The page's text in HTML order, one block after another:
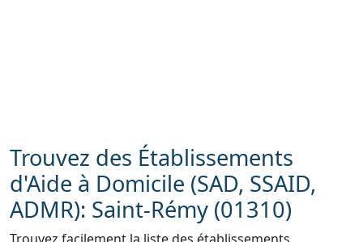
Trouvez des Établissements
d'Aide à Domicile (SAD, SSAID,
ADMR): Saint-Rémy (01310)